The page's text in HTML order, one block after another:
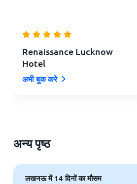
Renaissance Lucknow
Hotel
अभी बुक करे
अन्य पृष्ठ
लखनऊ में 14 दिनों का मौसम